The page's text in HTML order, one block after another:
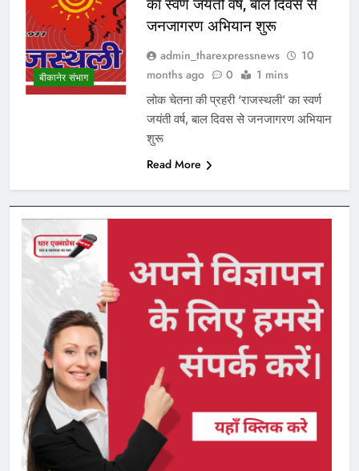
बीकानेर संभाग
का स्वर्ण जयंती वर्ष, बाल दिवस से
जनजागरण अभियान शुरू
admin_tharexpressnews
10
months ago
0 1 mins
लोक चेतना की प्रहरी ‘राजस्थली’ का स्वर्ण
जयंती वर्ष, बाल दिवस से जनजागरण अभियान
शुरू
Read More